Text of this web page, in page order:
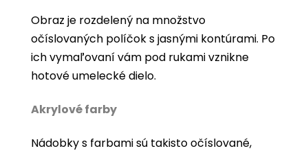
Obraz je rozdelený na množstvo
očíslovaných políčok s jasnými kontúrami. Po
ich vymaľovaní vám pod rukami vznikne
hotové umelecké dielo.
Akrylové farby
Nádobky s farbami sú takisto očíslované,